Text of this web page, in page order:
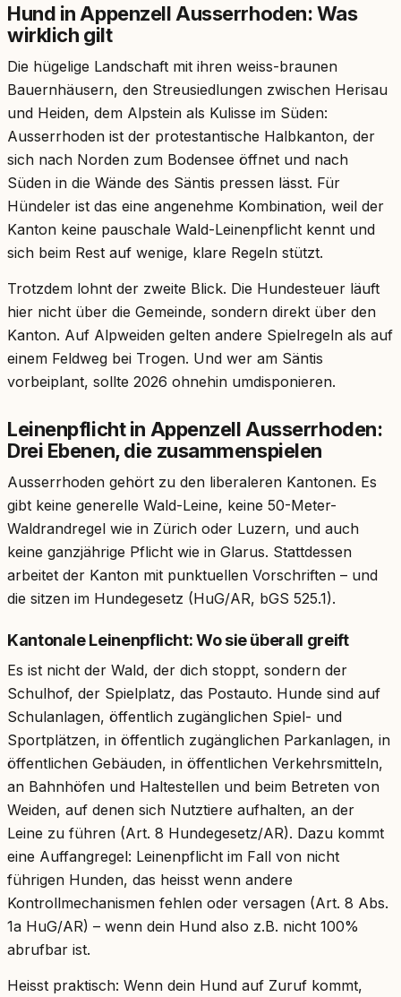
Hund in Appenzell Ausserrhoden: Was
wirklich gilt
Die hügelige Landschaft mit ihren weiss-braunen
Bauernhäusern, den Streusiedlungen zwischen Herisau
und Heiden, dem Alpstein als Kulisse im Süden:
Ausserrhoden ist der protestantische Halbkanton, der
sich nach Norden zum Bodensee öffnet und nach
Süden in die Wände des Säntis pressen lässt. Für
Hündeler ist das eine angenehme Kombination, weil der
Kanton keine pauschale Wald-Leinenpflicht kennt und
sich beim Rest auf wenige, klare Regeln stützt.
Trotzdem lohnt der zweite Blick. Die Hundesteuer läuft
hier nicht über die Gemeinde, sondern direkt über den
Kanton. Auf Alpweiden gelten andere Spielregeln als auf
einem Feldweg bei Trogen. Und wer am Säntis
vorbeiplant, sollte 2026 ohnehin umdisponieren.
Leinenpflicht in Appenzell Ausserrhoden:
Drei Ebenen, die zusammenspielen
Ausserrhoden gehört zu den liberaleren Kantonen. Es
gibt keine generelle Wald-Leine, keine 50-Meter-
Waldrandregel wie in Zürich oder Luzern, und auch
keine ganzjährige Pflicht wie in Glarus. Stattdessen
arbeitet der Kanton mit punktuellen Vorschriften – und
die sitzen im Hundegesetz (HuG/AR, bGS 525.1).
Kantonale Leinenpflicht: Wo sie überall greift
Es ist nicht der Wald, der dich stoppt, sondern der
Schulhof, der Spielplatz, das Postauto. Hunde sind auf
Schulanlagen, öffentlich zugänglichen Spiel- und
Sportplätzen, in öffentlich zugänglichen Parkanlagen, in
öffentlichen Gebäuden, in öffentlichen Verkehrsmitteln,
an Bahnhöfen und Haltestellen und beim Betreten von
Weiden, auf denen sich Nutztiere aufhalten, an der
Leine zu führen (Art. 8 Hundegesetz/AR). Dazu kommt
eine Auffangregel: Leinenpflicht im Fall von nicht
führigen Hunden, das heisst wenn andere
Kontrollmechanismen fehlen oder versagen (Art. 8 Abs.
1a HuG/AR) – wenn dein Hund also z.B. nicht 100%
abrufbar ist.
Heisst praktisch: Wenn dein Hund auf Zuruf kommt,